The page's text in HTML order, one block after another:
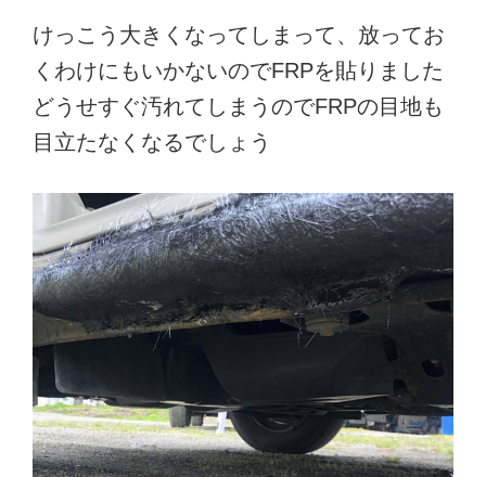
けっこう大きくなってしまって、放ってお
くわけにもいかないのでFRPを貼りました
どうせすぐ汚れてしまうのでFRPの目地も
目立たなくなるでしょう